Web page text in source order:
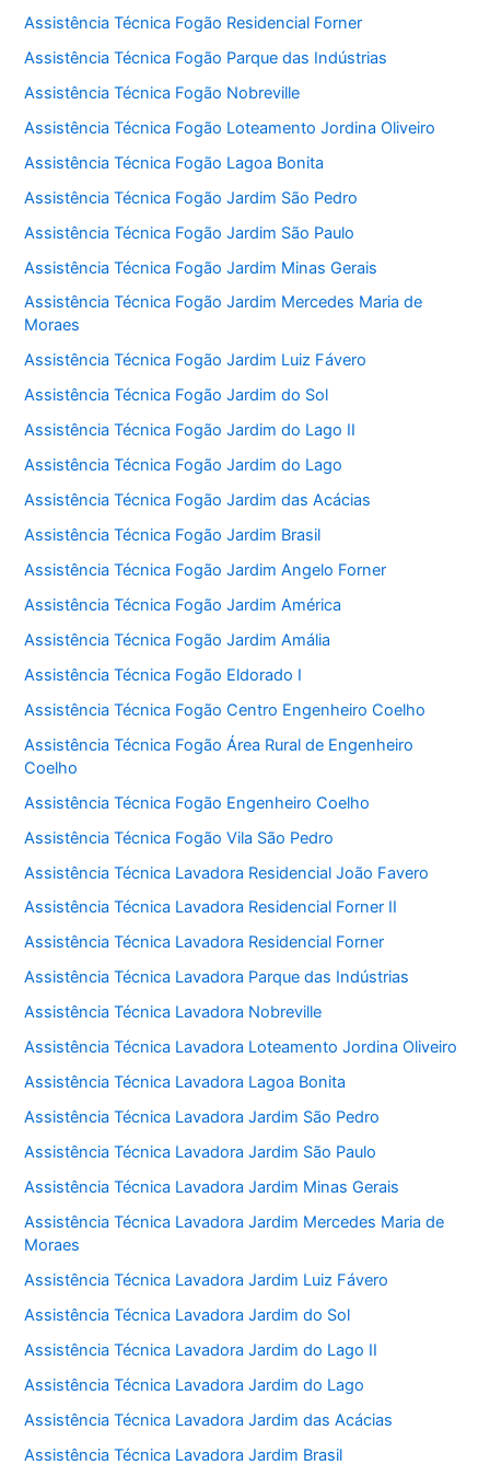
Assistência Técnica Fogão Residencial Forner
Assistência Técnica Fogão Parque das Indústrias
Assistência Técnica Fogão Nobreville
Assistência Técnica Fogão Loteamento Jordina Oliveiro
Assistência Técnica Fogão Lagoa Bonita
Assistência Técnica Fogão Jardim São Pedro
Assistência Técnica Fogão Jardim São Paulo
Assistência Técnica Fogão Jardim Minas Gerais
Assistência Técnica Fogão Jardim Mercedes Maria de
Moraes
Assistência Técnica Fogão Jardim Luiz Fávero
Assistência Técnica Fogão Jardim do Sol
Assistência Técnica Fogão Jardim do Lago II
Assistência Técnica Fogão Jardim do Lago
Assistência Técnica Fogão Jardim das Acácias
Assistência Técnica Fogão Jardim Brasil
Assistência Técnica Fogão Jardim Angelo Forner
Assistência Técnica Fogão Jardim América
Assistência Técnica Fogão Jardim Amália
Assistência Técnica Fogão Eldorado I
Assistência Técnica Fogão Centro Engenheiro Coelho
Assistência Técnica Fogão Área Rural de Engenheiro
Coelho
Assistência Técnica Fogão Engenheiro Coelho
Assistência Técnica Fogão Vila São Pedro
Assistência Técnica Lavadora Residencial João Favero
Assistência Técnica Lavadora Residencial Forner II
Assistência Técnica Lavadora Residencial Forner
Assistência Técnica Lavadora Parque das Indústrias
Assistência Técnica Lavadora Nobreville
Assistência Técnica Lavadora Loteamento Jordina Oliveiro
Assistência Técnica Lavadora Lagoa Bonita
Assistência Técnica Lavadora Jardim São Pedro
Assistência Técnica Lavadora Jardim São Paulo
Assistência Técnica Lavadora Jardim Minas Gerais
Assistência Técnica Lavadora Jardim Mercedes Maria de
Moraes
Assistência Técnica Lavadora Jardim Luiz Fávero
Assistência Técnica Lavadora Jardim do Sol
Assistência Técnica Lavadora Jardim do Lago II
Assistência Técnica Lavadora Jardim do Lago
Assistência Técnica Lavadora Jardim das Acácias
Assistência Técnica Lavadora Jardim Brasil